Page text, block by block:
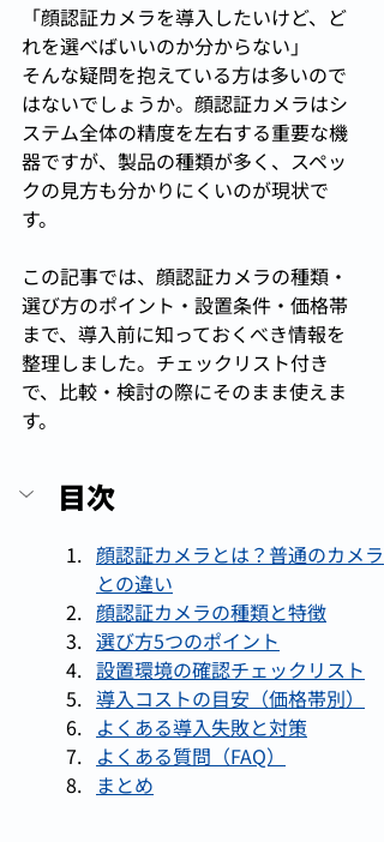
「顔認証カメラを導入したいけど、ど
れを選べばいいのか分からない」
そんな疑問を抱えている方は多いので
はないでしょうか。顔認証カメラはシ
ステム全体の精度を左右する重要な機
器ですが、製品の種類が多く、スペッ
クの見方も分かりにくいのが現状で
す。
この記事では、顔認証カメラの種類・
選び方のポイント・設置条件・価格帯
まで、導入前に知っておくべき情報を
整理しました。チェックリスト付き
で、比較・検討の際にそのまま使えま
す。
目次
顔認証カメラとは？普通のカメラ
との違い
顔認証カメラの種類と特徴
選び方5つのポイント
設置環境の確認チェックリスト
導入コストの目安（価格帯別）
よくある導入失敗と対策
よくある質問（FAQ）
まとめ